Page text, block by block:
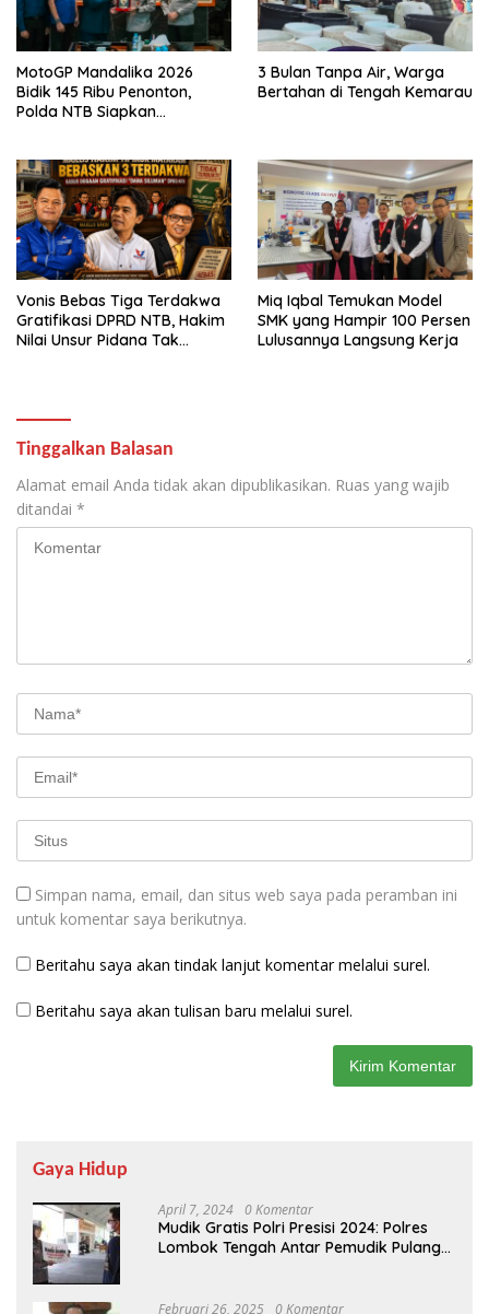
MotoGP Mandalika 2026
Bidik 145 Ribu Penonton,
Polda NTB Siapkan
3 Bulan Tanpa Air, Warga
Bertahan di Tengah Kemarau
Vonis Bebas Tiga Terdakwa
Gratifikasi DPRD NTB, Hakim
Nilai Unsur Pidana Tak
Miq Iqbal Temukan Model
SMK yang Hampir 100 Persen
Lulusannya Langsung Kerja
Tinggalkan Balasan
Alamat email Anda tidak akan dipublikasikan. Ruas yang wajib
ditandai *
Simpan nama, email, dan situs web saya pada peramban ini
untuk komentar saya berikutnya.
Beritahu saya akan tindak lanjut komentar melalui surel.
Beritahu saya akan tulisan baru melalui surel.
Gaya Hidup
April 7, 2024 0 Komentar
Mudik Gratis Polri Presisi 2024: Polres
Lombok Tengah Antar Pemudik Pulang
Februari 26, 2025 0 Komentar